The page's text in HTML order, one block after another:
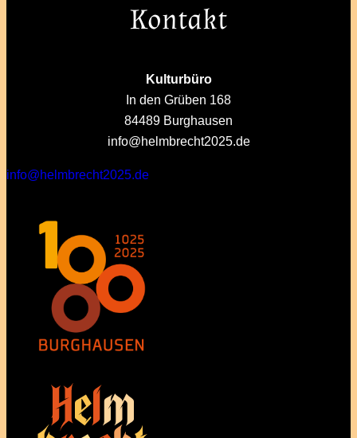
Kontakt
Kulturbüro
In den Grüben 168
84489 Burghausen
info@helmbrecht2025.de
info@helmbrecht2025.de